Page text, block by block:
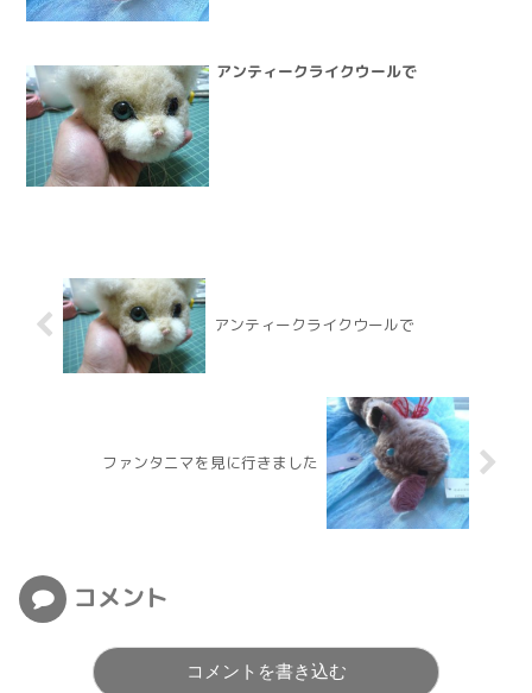
アンティークライクウールで
アンティークライクウールで
ファンタニマを見に行きました
コメント
コメントを書き込む